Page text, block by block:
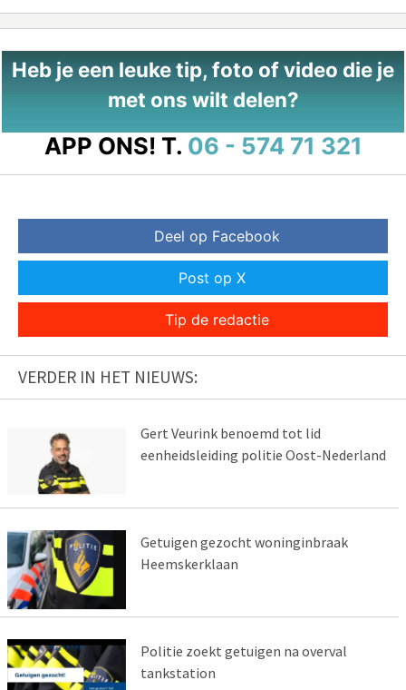
Heb je een leuke tip, foto of video die je
met ons wilt delen?
APP ONS! T. 06 - 574 71 321
Deel op Facebook
Post op X
Tip de redactie
VERDER IN HET NIEUWS:
Gert Veurink benoemd tot lid
eenheidsleiding politie Oost-Nederland
Getuigen gezocht woninginbraak
Heemskerklaan
Politie zoekt getuigen na overval
tankstation